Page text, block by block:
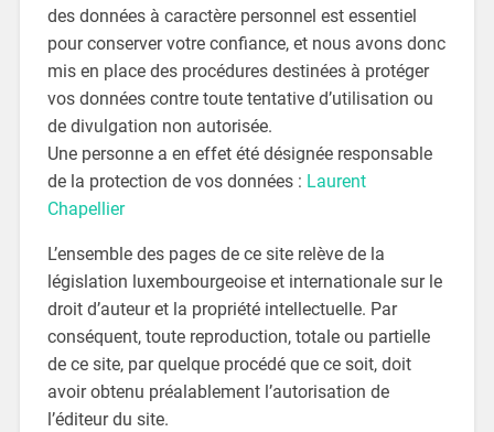
des données à caractère personnel est essentiel
pour conserver votre confiance, et nous avons donc
mis en place des procédures destinées à protéger
vos données contre toute tentative d’utilisation ou
de divulgation non autorisée.
Une personne a en effet été désignée responsable
de la protection de vos données : Laurent
Chapellier
L’ensemble des pages de ce site relève de la
législation luxembourgeoise et internationale sur le
droit d’auteur et la propriété intellectuelle. Par
conséquent, toute reproduction, totale ou partielle
de ce site, par quelque procédé que ce soit, doit
avoir obtenu préalablement l’autorisation de
l’éditeur du site.